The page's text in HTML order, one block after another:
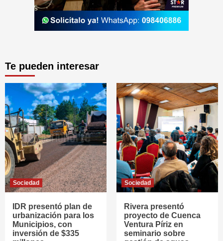
Te pueden interesar
Sociedad
IDR presentó plan de
urbanización para los
Municipios, con
inversión de $335
Sociedad
Rivera presentó
proyecto de Cuenca
Ventura Píriz en
seminario sobre